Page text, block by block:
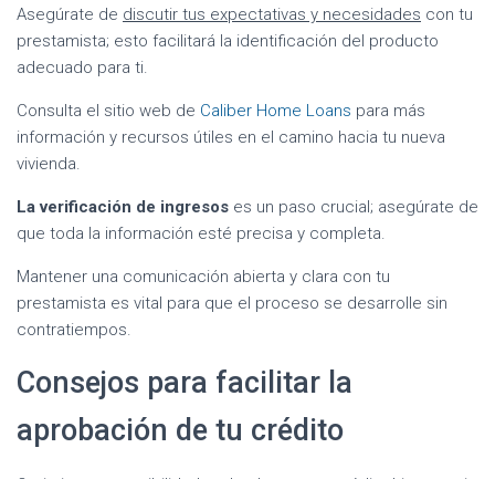
Asegúrate de discutir tus expectativas y necesidades con tu
prestamista; esto facilitará la identificación del producto
adecuado para ti.
Consulta el sitio web de Caliber Home Loans para más
información y recursos útiles en el camino hacia tu nueva
vivienda.
La verificación de ingresos es un paso crucial; asegúrate de
que toda la información esté precisa y completa.
Mantener una comunicación abierta y clara con tu
prestamista es vital para que el proceso se desarrolle sin
contratiempos.
Consejos para facilitar la
aprobación de tu crédito